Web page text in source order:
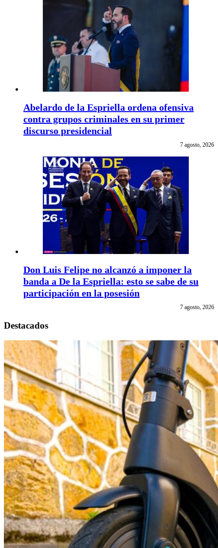
Abelardo de la Espriella ordena ofensiva
contra grupos criminales en su primer
discurso presidencial
7 agosto, 2026
Don Luis Felipe no alcanzó a imponer la
banda a De la Espriella: esto se sabe de su
participación en la posesión
7 agosto, 2026
Destacados